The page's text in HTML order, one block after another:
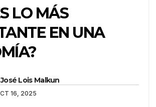
LO MÁS
EN UNA
José Lois Malkun
16, 2025